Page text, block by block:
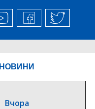
НОВИНИ
Вчора